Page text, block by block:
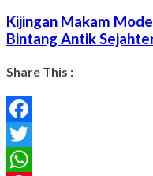
Kijingan Makam
Bintang Antik
Share This :
Facebook
Twitter